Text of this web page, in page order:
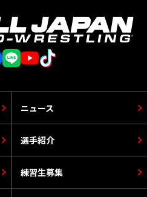
選手紹介
ニュース
練習生募集